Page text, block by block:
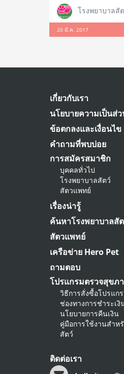
โรงพยาบาลสัตว์รัตนาธิเ
20 มี.ค. 2017
เกี่ยวกับเรา
นโยบายความเป็นส่
ข้อตกลงและเงื่อนไข
คำถามที่พบบ่อย
การสมัครสมาชิก
บุคคลทั่วไป
โรงพยาบาลสัตว์
สัตวแพทย์
เรื่องน่ารู้
ค้นหาโรงพยาบาลสั
สัตวแพทย์
เครือข่าย Hero Pet
ถามตอบ
โปรแกรมตรวจสุขภ
วิธีการสั่งซื้อโปรแก
ช่องทางการชำระเงิ
นโยบายการคืนเงิน
คู่มือการใช้งานสำห
สัตว์
ติดต่อเรา